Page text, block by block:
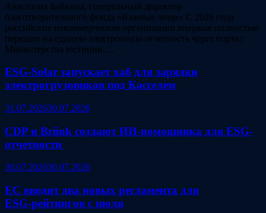
Анастасия Байкина, генеральный директор
благотворительного фонда «Важные люди» С 2026 года
российские некоммерческие организации впервые полностью
перешли на единую электронную отчетность через портал
Министерства юстиции.…
ESG‑Solar запускает хаб для зарядки
электрогрузовиков под Касселем
31.07.202630.07.2026
CDP и Briink создают ИИ‑помощника для ESG-
отчетности
30.07.202630.07.2026
ЕС вводит два новых регламента для
ESG‑рейтингов с июля